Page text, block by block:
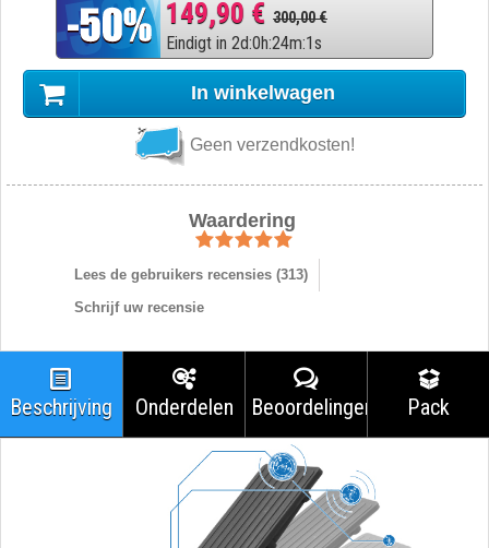
149,90 € 300,00 €
Eindigt in 2d:0h:24m:0s
In winkelwagen
Geen verzendkosten!
Waardering
Lees de gebruikers recensies (313)
Schrijf uw recensie
Beschrijving Onderdelen Beoordelingen Pack